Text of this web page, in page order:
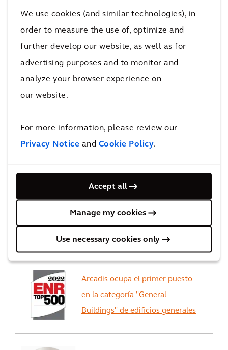
We use cookies (and similar technologies), in
order to measure the use of, optimize and
further develop our website, as well as for
advertising purposes and to monitor and
analyze your browser experience on
our website.
For more information, please review our
Privacy Notice and Cookie Policy.
Accept all
Manage my cookies
Use necessary cookies only
Puerto de
Calais
2015
IJmuiden
facilita el
acceso a
Ámsterda
m
Mas proyectos de puertos resilientes
Reconocimientos
Ocupamos el tercer puesto entre
las mejores empresas de
consultoría de Forbes
Arcadis ocupa el primer puesto
en la categoría "General
Buildings" de edificios generales